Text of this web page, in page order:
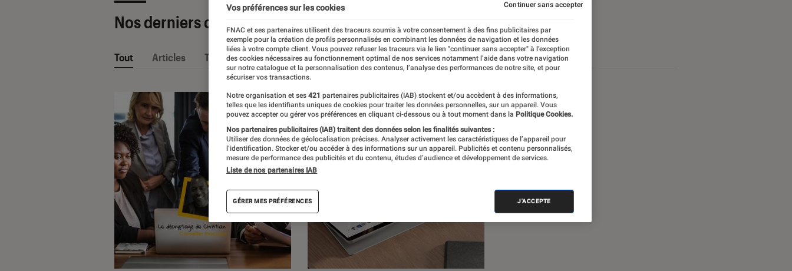
Nos derniers contenus
Tout Articles Tests
Vos préférences sur les cookies
FNAC et ses partenaires utilisent des traceurs soumis à votre consentement à des fins publicitaires par
exemple pour la création de profils personnalisés en combinant les données de navigation et les données
liées à votre compte client. Vous pouvez refuser les traceurs via le lien "continuer sans accepter" à l’exception
des cookies nécessaires au fonctionnement optimal de nos services notamment l’aide dans votre navigation
sur notre catalogue et la personnalisation des contenus, l’analyse des performances de notre site, et pour
sécuriser vos transactions.
Notre organisation et ses 421 partenaires publicitaires (IAB) stockent et/ou accèdent à des informations,
telles que les identifiants uniques de cookies pour traiter les données personnelles, sur un appareil. Vous
pouvez accepter ou gérer vos préférences en cliquant ci-dessous ou à tout moment dans la Politique Cookies.
Nos partenaires publicitaires (IAB) traitent des données selon les finalités suivantes :
Utiliser des données de géolocalisation précises. Analyser activement les caractéristiques de l’appareil pour
l’identification. Stocker et/ou accéder à des informations sur un appareil. Publicités et contenu personnalisés,
mesure de performance des publicités et du contenu, études d’audience et développement de services.
Liste de nos partenaires IAB
GÉRER MES PRÉFÉRENCES J'ACCEPTE
Continuer sans accepter